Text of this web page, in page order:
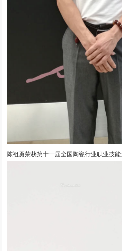
陈祖勇荣获第十一届全国陶瓷行业职业技